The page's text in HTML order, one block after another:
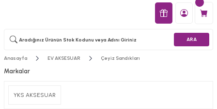
ARA
Anasayfa EV AKSESUAR Çeyiz Sandıkları
Markalar
YKS AKSESUAR